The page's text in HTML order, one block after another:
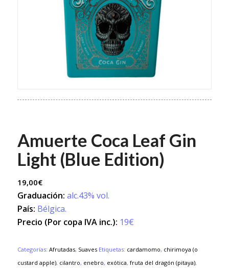
Amuerte Coca Leaf Gin
Light (Blue Edition)
19,00€
Graduación: alc.43% vol.
País: Bélgica.
Precio (Por copa IVA inc.): 19€
Categorías: Afrutadas, Suaves Etiquetas: cardamomo, chirimoya (o
custard apple), cilantro, enebro, exótica, fruta del dragón (pitaya),